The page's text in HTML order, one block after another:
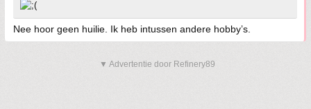
Nee hoor geen huilie. Ik heb intussen andere hobby’s.
▼ Advertentie door Refinery89